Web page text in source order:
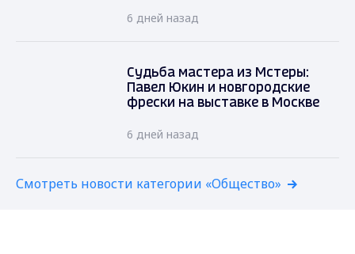
6 дней назад
Судьба мастера из Мстеры:
Павел Юкин и новгородские
фрески на выставке в Москве
6 дней назад
Смотреть новости категории «Общество»